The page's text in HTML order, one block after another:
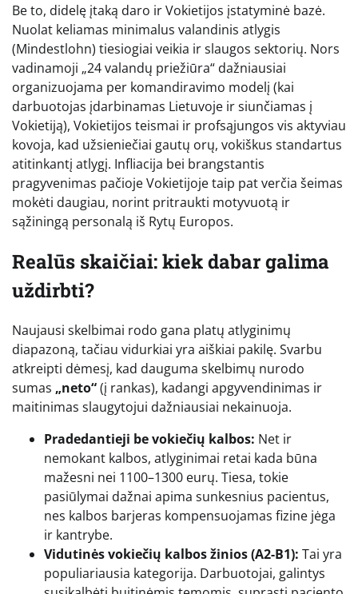
Be to, didelę įtaką daro ir Vokietijos įstatyminė bazė.
Nuolat keliamas minimalus valandinis atlygis
(Mindestlohn) tiesiogiai veikia ir slaugos sektorių. Nors
vadinamoji „24 valandų priežiūra“ dažniausiai
organizuojama per komandiravimo modelį (kai
darbuotojas įdarbinamas Lietuvoje ir siunčiamas į
Vokietiją), Vokietijos teismai ir profsąjungos vis aktyviau
kovoja, kad užsieniečiai gautų orų, vokiškus standartus
atitinkantį atlygį. Infliacija bei brangstantis
pragyvenimas pačioje Vokietijoje taip pat verčia šeimas
mokėti daugiau, norint pritraukti motyvuotą ir
sąžiningą personalą iš Rytų Europos.
Realūs skaičiai: kiek dabar galima
uždirbti?
Naujausi skelbimai rodo gana platų atlyginimų
diapazoną, tačiau vidurkiai yra aiškiai pakilę. Svarbu
atkreipti dėmesį, kad dauguma skelbimų nurodo
sumas „neto“(į rankas), kadangi apgyvendinimas ir
maitinimas slaugytojui dažniausiai nekainuoja.
Pradedantieji be vokiečių kalbos: Net ir
nemokant kalbos, atlyginimai retai kada būna
mažesni nei 1100–1300 eurų. Tiesa, tokie
pasiūlymai dažnai apima sunkesnius pacientus,
nes kalbos barjeras kompensuojamas fizine jėga
ir kantrybe.
Vidutinės vokiečių kalbos žinios (A2-B1): Tai yra
populiariausia kategorija. Darbuotojai, galintys